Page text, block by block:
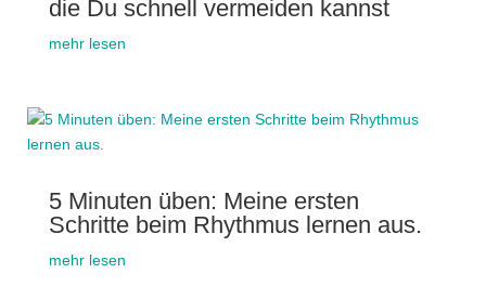
die Du schnell vermeiden kannst
mehr lesen
5 Minuten üben: Meine ersten
Schritte beim Rhythmus lernen aus.
mehr lesen